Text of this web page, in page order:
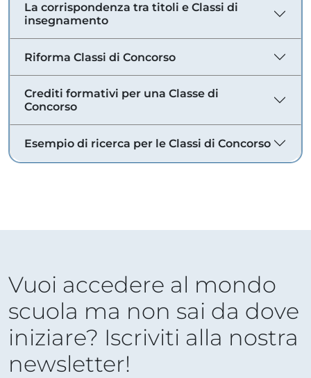
La corrispondenza tra titoli e Classi di
insegnamento
Riforma Classi di Concorso
Crediti formativi per una Classe di
Concorso
Esempio di ricerca per le Classi di Concorso
Vuoi accedere al mondo
scuola ma non sai da dove
iniziare? Iscriviti alla nostra
newsletter!